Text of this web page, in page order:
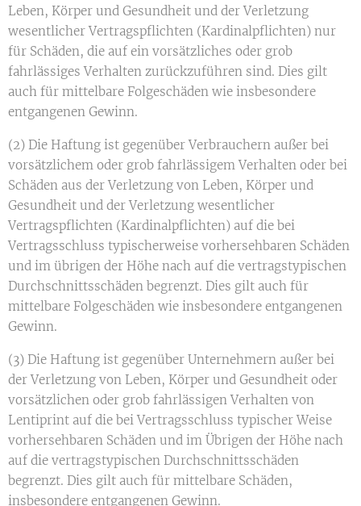
Leben, Körper und Gesundheit und der Verletzung
wesentlicher Vertragspflichten (Kardinalpflichten) nur
für Schäden, die auf ein vorsätzliches oder grob
fahrlässiges Verhalten zurückzuführen sind. Dies gilt
auch für mittelbare Folgeschäden wie insbesondere
entgangenen Gewinn.
(2) Die Haftung ist gegenüber Verbrauchern außer bei
vorsätzlichem oder grob fahrlässigem Verhalten oder bei
Schäden aus der Verletzung von Leben, Körper und
Gesundheit und der Verletzung wesentlicher
Vertragspflichten (Kardinalpflichten) auf die bei
Vertragsschluss typischerweise vorhersehbaren Schäden
und im übrigen der Höhe nach auf die vertragstypischen
Durchschnittsschäden begrenzt. Dies gilt auch für
mittelbare Folgeschäden wie insbesondere entgangenen
Gewinn.
(3) Die Haftung ist gegenüber Unternehmern außer bei
der Verletzung von Leben, Körper und Gesundheit oder
vorsätzlichen oder grob fahrlässigen Verhalten von
Lentiprint auf die bei Vertragsschluss typischer Weise
vorhersehbaren Schäden und im Übrigen der Höhe nach
auf die vertragstypischen Durchschnittsschäden
begrenzt. Dies gilt auch für mittelbare Schäden,
insbesondere entgangenen Gewinn.